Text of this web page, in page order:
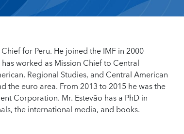
for Peru. He joined the IMF in 2000
worked as Mission Chief to Central
Regional Studies, and Central American
the euro area. From 2013 to 2015 he was the
Corporation. Mr. Estevão has a PhD in
the international media, and books.